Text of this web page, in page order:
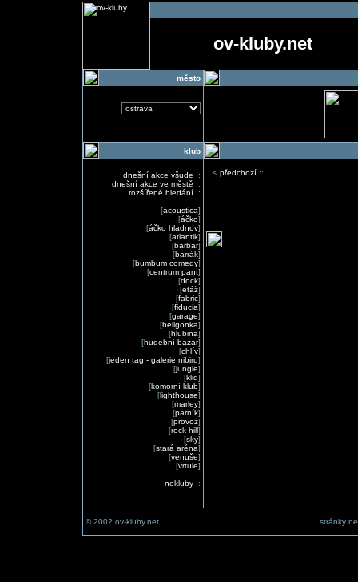
ov-kluby.net
město
klub
dnešní akce všude ::
dnešní akce ve městě ::
rozšířené hledání::
[acoustica]
[áčko]
[áčko hladnov]
[atlantik]
[barbar]
[barrák]
[bumbum comedy]
[centrum pant]
[dock]
[etáž]
[fabric]
[fiducia]
[garage]
[heligonka]
[hlubina]
[hudební bazar]
[chlív]
[jeden tag - galerie nibiru]
[jungle]
[klid]
[komorní klub]
[lighthouse]
[marley]
[parník]
[provoz]
[rock hill]
[sky]
[stará aréna]
[venuše]
[vrtule]
nekluby::
< předchozí::
© 2002 ov-kluby.net stránky